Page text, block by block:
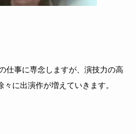
仕事に専念しますが、演技力の高
々に出演作が増えていきます。